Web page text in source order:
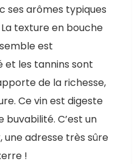
ses arômes typiques
texture en bouche
est
les tannins sont
de la richesse,
Ce vin est digeste
C’est un
adresse très sûre
!